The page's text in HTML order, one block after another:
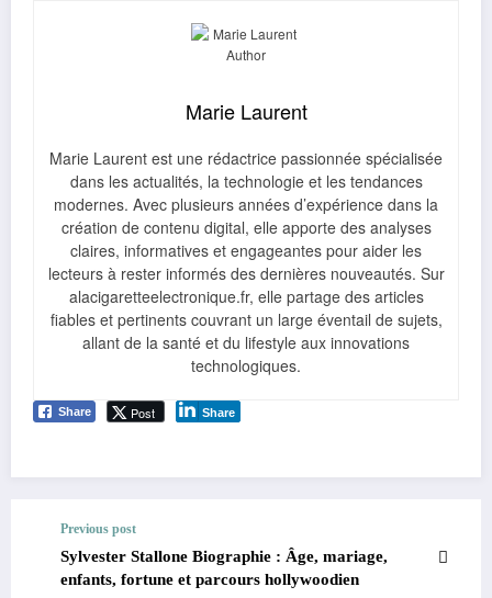
Marie Laurent
Marie Laurent est une rédactrice passionnée spécialisée
dans les actualités, la technologie et les tendances
modernes. Avec plusieurs années d’expérience dans la
création de contenu digital, elle apporte des analyses
claires, informatives et engageantes pour aider les
lecteurs à rester informés des dernières nouveautés. Sur
alacigaretteelectronique.fr, elle partage des articles
fiables et pertinents couvrant un large éventail de sujets,
allant de la santé et du lifestyle aux innovations
technologiques.
Share Post Share
Previous post
Sylvester Stallone Biographie : Âge, mariage,
enfants, fortune et parcours hollywoodien